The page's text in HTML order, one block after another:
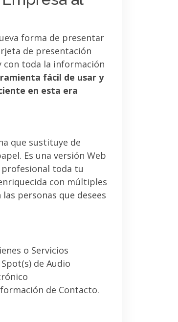
forma de presentar
de presentación
con toda la información
fácil de usar y
en esta era
que sustituye de
Es una versión Web
toda tu
con múltiples
personas que desees
o Servicios
de Audio
de Contacto.